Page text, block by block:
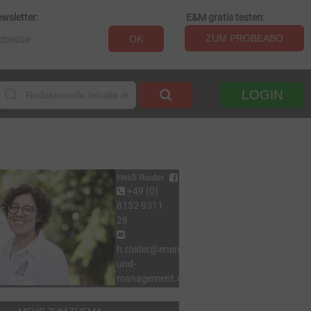
OK
E&M gratis testen:
ZUM PROBEABO
LOGIN
Heidi Roider
+49 (0)
8152 9311
28
h.roider@energie-
und-
management.de